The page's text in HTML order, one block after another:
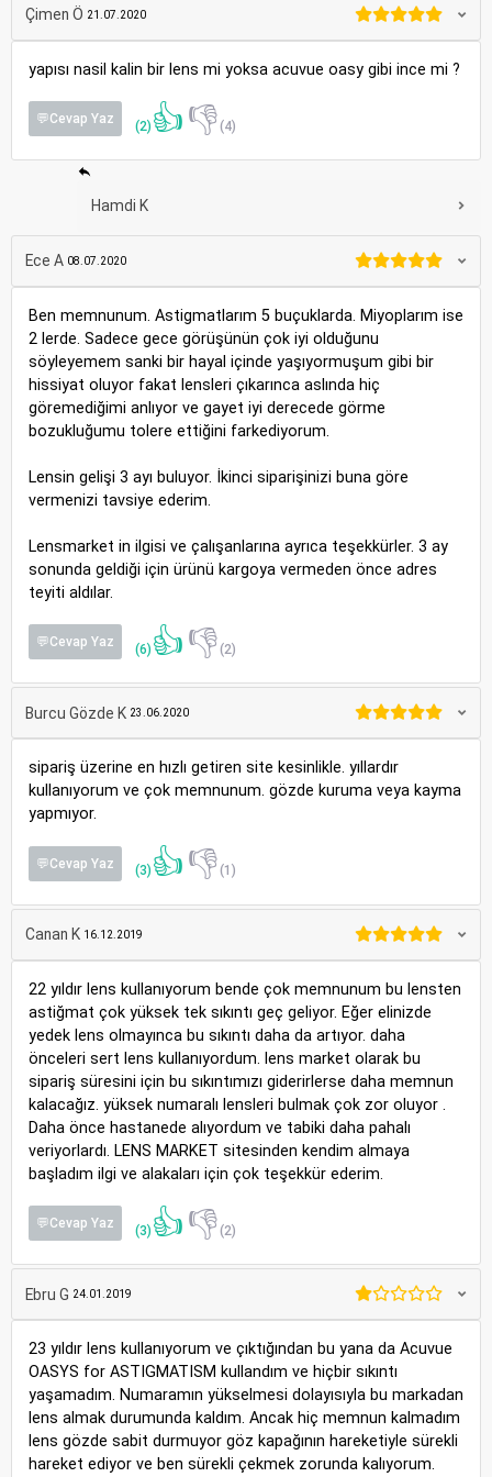
Çimen Ö 21.07.2020
yapısı nasil kalin bir lens mi yoksa acuvue oasy gibi ince mi ?
💬Cevap Yaz (2) 👍👎(4)
Hamdi K
Ece A 08.07.2020
Ben memnunum. Astigmatlarım 5 buçuklarda. Miyoplarım ise
2 lerde. Sadece gece görüşünün çok iyi olduğunu
söyleyemem sanki bir hayal içinde yaşıyormuşum gibi bir
hissiyat oluyor fakat lensleri çıkarınca aslında hiç
göremediğimi anlıyor ve gayet iyi derecede görme
bozukluğumu tolere ettiğini farkediyorum.
Lensin gelişi 3 ayı buluyor. İkinci siparişinizi buna göre
vermenizi tavsiye ederim.
Lensmarket in ilgisi ve çalışanlarına ayrıca teşekkürler. 3 ay
sonunda geldiği için ürünü kargoya vermeden önce adres
teyiti aldılar.
💬Cevap Yaz (6) 👍👎(2)
Burcu Gözde K 23.06.2020
sipariş üzerine en hızlı getiren site kesinlikle. yıllardır
kullanıyorum ve çok memnunum. gözde kuruma veya kayma
yapmıyor.
💬Cevap Yaz (3) 👍👎(1)
Canan K 16.12.2019
22 yıldır lens kullanıyorum bende çok memnunum bu lensten
astiğmat çok yüksek tek sıkıntı geç geliyor. Eğer elinizde
yedek lens olmayınca bu sıkıntı daha da artıyor. daha
önceleri sert lens kullanıyordum. lens market olarak bu
sipariş süresini için bu sıkıntımızı giderirlerse daha memnun
kalacağız. yüksek numaralı lensleri bulmak çok zor oluyor .
Daha önce hastanede alıyordum ve tabiki daha pahalı
veriyorlardı. LENS MARKET sitesinden kendim almaya
başladım ilgi ve alakaları için çok teşekkür ederim.
💬Cevap Yaz (3) 👍👎(2)
Ebru G 24.01.2019
23 yıldır lens kullanıyorum ve çıktığından bu yana da Acuvue
OASYS for ASTIGMATISM kullandım ve hiçbir sıkıntı
yaşamadım. Numaramın yükselmesi dolayısıyla bu markadan
lens almak durumunda kaldım. Ancak hiç memnun kalmadım
lens gözde sabit durmuyor göz kapağının hareketiyle sürekli
hareket ediyor ve ben sürekli çekmek zorunda kalıyorum.